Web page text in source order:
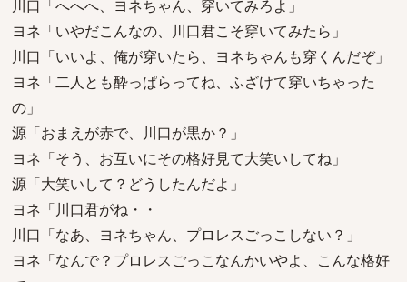
川口「へへへ、ヨネちゃん、穿いてみろよ」
ヨネ「いやだこんなの、川口君こそ穿いてみたら」
川口「いいよ、俺が穿いたら、ヨネちゃんも穿くんだぞ」
ヨネ「二人とも酔っぱらってね、ふざけて穿いちゃった
の」
源「おまえが赤で、川口が黒か？」
ヨネ「そう、お互いにその格好見て大笑いしてね」
源「大笑いして？どうしたんだよ」
ヨネ「川口君がね・・
川口「なあ、ヨネちゃん、プロレスごっこしない？」
ヨネ「なんで？プロレスごっこなんかいやよ、こんな格好